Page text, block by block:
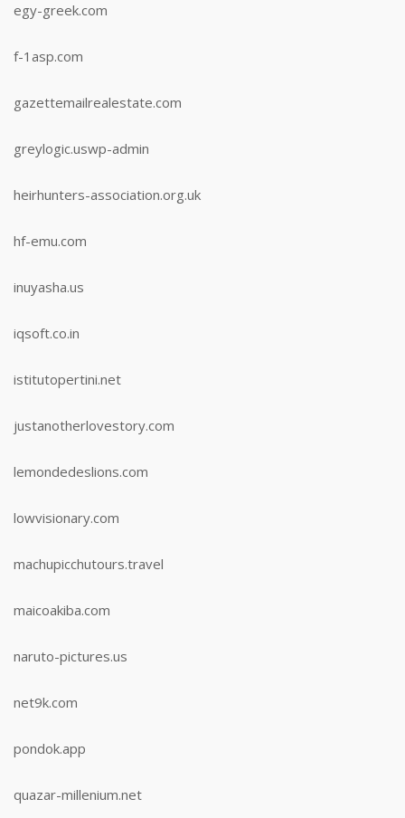
egy-greek.com
f-1asp.com
gazettemailrealestate.com
greylogic.uswp-admin
heirhunters-association.org.uk
hf-emu.com
inuyasha.us
iqsoft.co.in
istitutopertini.net
justanotherlovestory.com
lemondedeslions.com
lowvisionary.com
machupicchutours.travel
maicoakiba.com
naruto-pictures.us
net9k.com
pondok.app
quazar-millenium.net